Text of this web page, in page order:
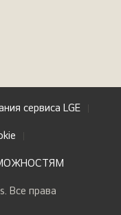
сервиса LGE
Все права